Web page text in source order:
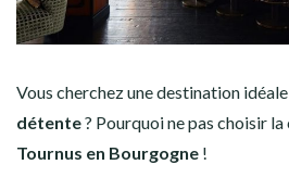
Vous cherchez une destination
détente? Pourquoi ne pas choisir
Tournus en Bourgogne !